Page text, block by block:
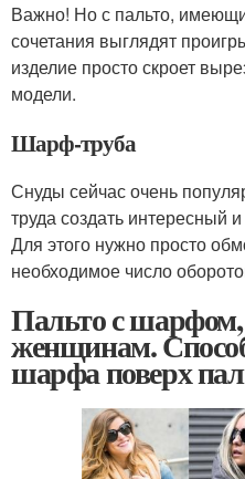
Важно! Но с пальто,
сочетания выглядят
изделие просто скроет
модели.
Шарф-труба
Снуды сейчас очень
труда создать интересный
Для этого нужно просто
необходимое число
Пальто с
женщинам.
шарфа поверх